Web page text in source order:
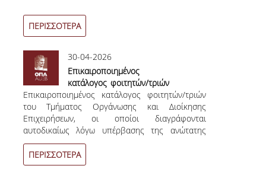
ΠΡΟΚΗΡΥΞΕΙΣ
ΠΡΟΚΗΡΥΞΕΙΣ ΑΠΟΚΤΗΣΗΣ ΑΚΑΔΗΜΑΪΚΗΣ
ΕΜΠΕΙΡΙΑΣ
ΕΚΔΗΛΩΣΕΙΣ
ΠΕΡΙΣΣΟΤΕΡΑ
30-04-2026
Επικαιροποιημένος
κατάλογος φοιτητών/τριών
του Τμήματος Οργάνωσης
και Διοίκησης
Επιχειρήσεων, οι οποίοι
διαγράφονται αυτοδικαίως
λόγω υπέρβασης της
ανώτατης διάρκειας
φοίτησης, σε εφαρμογή
Επικαιροποιημένος κατάλογος φοιτητών/τριών
του Τμήματος Οργάνωσης και Διοίκησης
Επιχειρήσεων, οι οποίοι διαγράφονται
αυτοδικαίως λόγω υπέρβασης της ανώτατης
διάρκειας φοίτησης, σε εφαρμογή του ν.
4957/2022 όπως έχει τροποποιηθεί και ισχύει
ΠΕΡΙΣΣΟΤΕΡΑ